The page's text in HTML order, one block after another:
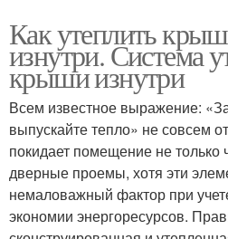
Как утеплить
изнутри. Система
крыши изнутри
Всем известное выражение:
выпускайте тепло» не совсем
покидает помещение не только
дверные проемы, хотя эти
немаловажный фактор при
экономии энергоресурсов.